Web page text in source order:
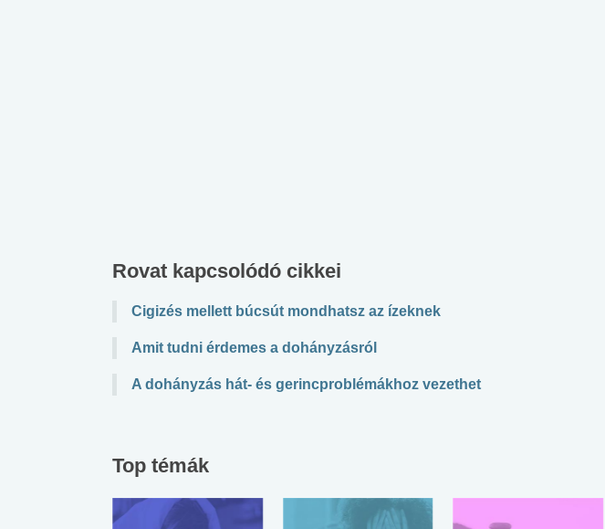
Rovat kapcsolódó cikkei
Cigizés mellett búcsút mondhatsz az ízeknek
Amit tudni érdemes a dohányzásról
A dohányzás hát- és gerincproblémákhoz vezethet
Top témák